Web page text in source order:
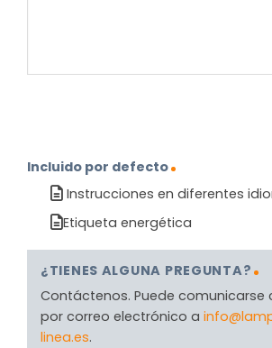
Incluido por defecto
Instrucciones en diferentes
Etiqueta energética
¿TIENES ALGUNA PREGUNTA?
Contáctenos. Puede comunicarse
por correo electrónico a
linea.es.